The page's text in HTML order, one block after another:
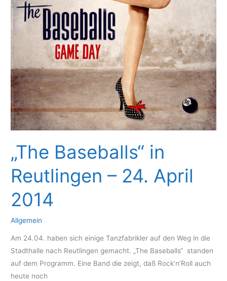
„The Baseballs“ in
Reutlingen – 24. April
2014
Allgemein
Am 24.04. haben sich einige Tanzfabrikler auf den Weg in die
Stadthalle nach Reutlingen gemacht. „The Baseballs“ standen
auf dem Programm. Eine Band die zeigt, daß Rock’n’Roll auch
heute noch